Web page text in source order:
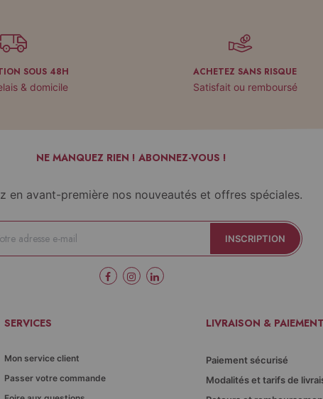
SOUS 48H
& domicile
ACHETEZ SANS RISQUE
Satisfait ou remboursé
NE MANQUEZ RIEN ! ABONNEZ-VOUS !
en avant-première nos nouveautés et offres spéciales.
INSCRIPTION
SERVICES
Mon service client
Passer votre commande
LIVRAISON & PAIEMENT
Paiement sécurisé
Modalités et tarifs de